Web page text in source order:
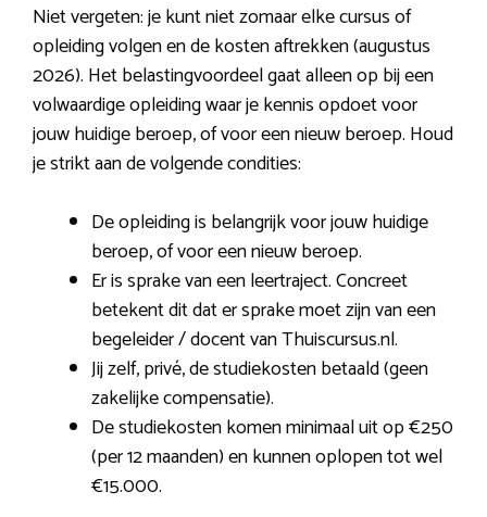
Niet vergeten: je kunt niet zomaar elke cursus of
opleiding volgen en de kosten aftrekken (augustus
2026). Het belastingvoordeel gaat alleen op bij een
volwaardige opleiding waar je kennis opdoet voor
jouw huidige beroep, of voor een nieuw beroep. Houd
je strikt aan de volgende condities:
De opleiding is belangrijk voor jouw huidige
beroep, of voor een nieuw beroep.
Er is sprake van een leertraject. Concreet
betekent dit dat er sprake moet zijn van een
begeleider / docent van Thuiscursus.nl.
Jij zelf, privé, de studiekosten betaald (geen
zakelijke compensatie).
De studiekosten komen minimaal uit op €250
(per 12 maanden) en kunnen oplopen tot wel
€15.000.